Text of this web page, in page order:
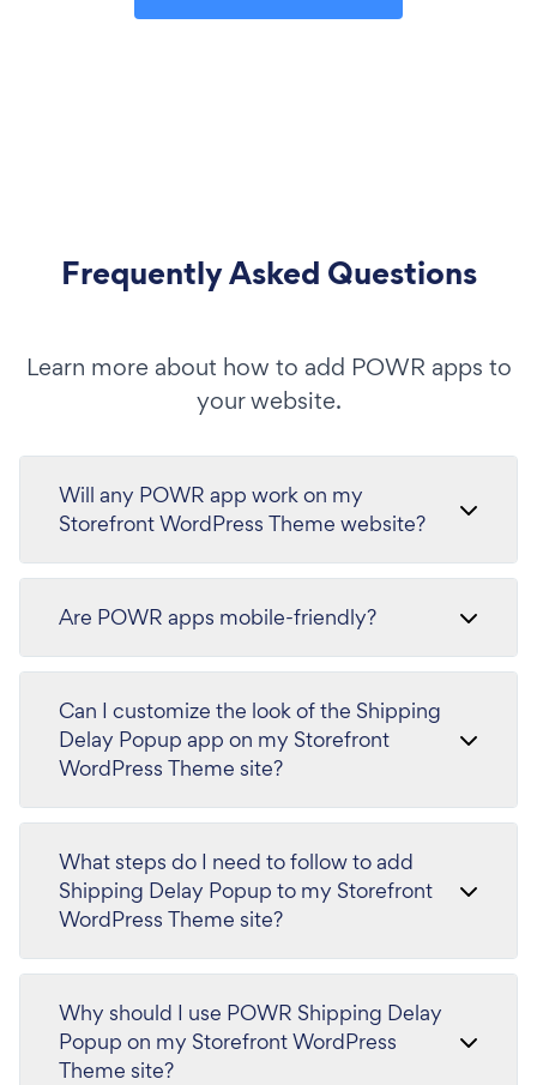
Frequently Asked Questions
Learn more about how to add POWR apps to
your website.
Will any POWR app work on my
Storefront WordPress Theme website?
Are POWR apps mobile-friendly?
Can I customize the look of the Shipping
Delay Popup app on my Storefront
WordPress Theme site?
What steps do I need to follow to add
Shipping Delay Popup to my Storefront
WordPress Theme site?
Why should I use POWR Shipping Delay
Popup on my Storefront WordPress
Theme site?